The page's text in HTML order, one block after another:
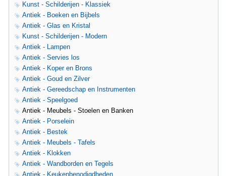
Kunst - Schilderijen - Klassiek
Antiek - Boeken en Bijbels
Antiek - Glas en Kristal
Kunst - Schilderijen - Modern
Antiek - Lampen
Antiek - Servies los
Antiek - Koper en Brons
Antiek - Goud en Zilver
Antiek - Gereedschap en Instrumenten
Antiek - Speelgoed
Antiek - Meubels - Stoelen en Banken
Antiek - Porselein
Antiek - Bestek
Antiek - Meubels - Tafels
Antiek - Klokken
Antiek - Wandborden en Tegels
Antiek - Keukenbenodigdheden